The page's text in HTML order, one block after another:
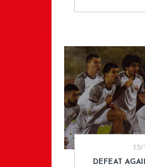
15/
DEFEAT